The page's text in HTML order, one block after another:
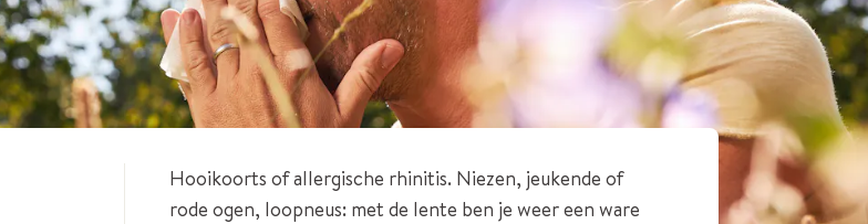
Hooikoorts of allergische rhinitis. Niezen, jeukende of
rode ogen, loopneus: met de lente ben je weer een ware